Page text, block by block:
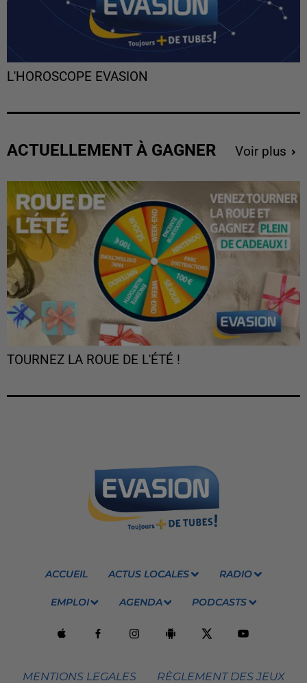
L'HOROSCOPE EVASION
ACTUELLEMENT À GAGNER Voir plus
TOURNEZ LA ROUE DE L'ÉTÉ !
ACCUEIL ACTUS LOCALES RADIO
EMPLOI AGENDA PODCASTS
MENTIONS LEGALES RÈGLEMENT DES JEUX